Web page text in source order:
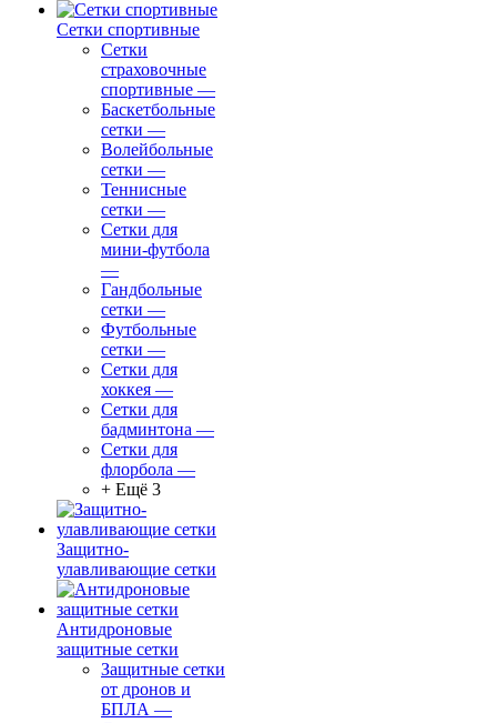
Сетки спортивные
Сетки
страховочные
спортивные —
Баскетбольные
сетки —
Волейбольные
сетки —
Теннисные
сетки —
Сетки для
мини-футбола
—
Гандбольные
сетки —
Футбольные
сетки —
Сетки для
хоккея —
Сетки для
бадминтона —
Сетки для
флорбола —
+ Ещё 3
Защитно-
улавливающие сетки
Антидроновые
защитные сетки
Защитные сетки
от дронов и
БПЛА —